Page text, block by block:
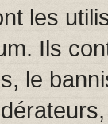
les
Ils
le